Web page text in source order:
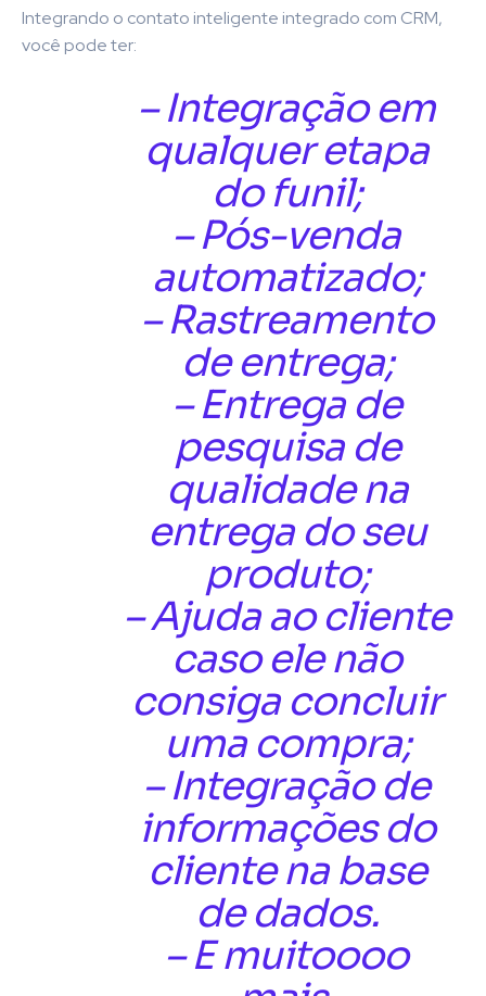
Integrando o contato inteligente integrado com CRM,
você pode ter:
– Integração em
qualquer etapa
do funil;
– Pós-venda
automatizado;
– Rastreamento
de entrega;
– Entrega de
pesquisa de
qualidade na
entrega do seu
produto;
– Ajuda ao cliente
caso ele não
consiga concluir
uma compra;
– Integração de
informações do
cliente na base
de dados.
– E muitoooo